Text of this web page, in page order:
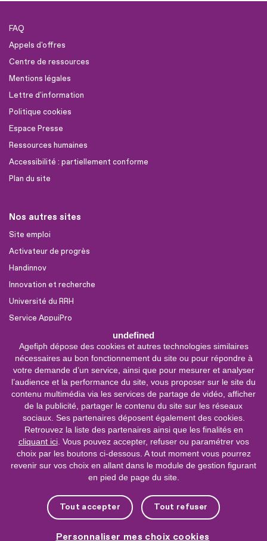
undefined
Agefiph dépose des cookies et autres technologies similaires
nécessaires au bon fonctionnement du site ou pour répondre à
votre demande d’un service, ainsi que pour mesurer et analyser
l’audience et la performance du site, vous proposer sur le site du
contenu multimédia via les services de partage de vidéo, afficher
de la publicité, partager le contenu du site sur les réseaux
sociaux. Ses partenaires déposent également des cookies.
Retrouvez la liste des partenaires ainsi que les finalités en
cliquant ici. Vous pouvez accepter, refuser ou paramétrer vos
choix par les boutons ci-dessous. A tout moment vous pourrez
revenir sur vos choix en allant dans le module de gestion figurant
en pied de page du site.
Tout accepter Tout refuser
Personnaliser mes choix cookies
FAQ
Appels d'offres
Centre de ressources
Mentions légales
Lettre d'information
Politique cookies
Espace Presse
Ressources humaines
Accessibilité : partiellement conforme
Plan du site
Nos autres sites
Site emploi
Activateur de progrès
Handinnov
Innovation et recherche
Université du RRH
Service AppuiPro
Nous suivre
Youtube
Linkedin
Facebook
0 800 11 10 09
Service &
appel gratuits
Nous contacter
Plateforme de mise en contact LSF